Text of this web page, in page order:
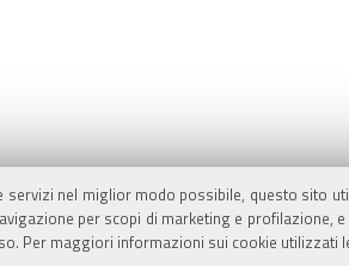
servizi nel miglior modo possibile, questo sito
per scopi di marketing e
Per maggiori informazioni sui cookie utilizzati